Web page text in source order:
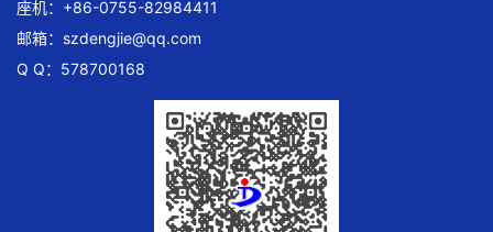
座机：+86-0755-82984411
邮箱： szdengjie@qq.com
Q Q：578700168